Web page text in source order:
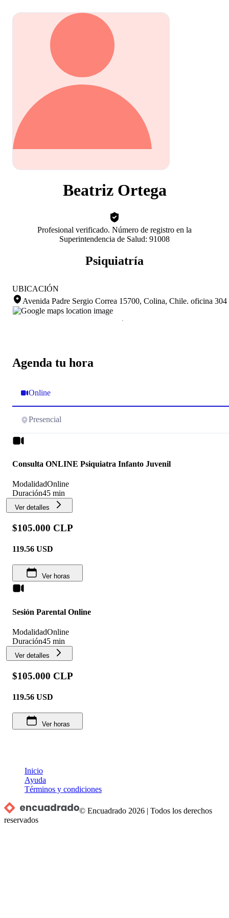
Beatriz Ortega
Profesional verificado. Número de registro en la
Superintendencia de Salud: 91008
Psiquiatría
Agenda tu hora
Online
Presencial
Consulta ONLINE Psiquiatra Infanto Juvenil
ModalidadOnline
Duración45 min
Ver detalles
$105.000 CLP
119.56 USD
Ver horas
Sesión Parental Online
ModalidadOnline
Duración45 min
Ver detalles
$105.000 CLP
119.56 USD
Ver horas
UBICACIÓN
Avenida Padre Sergio Correa 15700, Colina, Chile. oficina 304
Inicio
Ayuda
Términos y condiciones
© Encuadrado 2026 |Todos los derechos
reservados